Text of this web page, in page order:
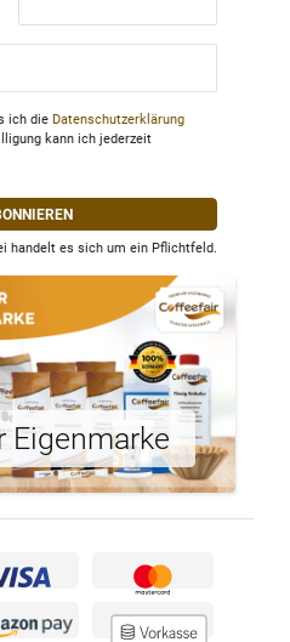
ich die Daten­schutz­erklärung
kann ich jederzeit
handelt es sich um ein Pflichtfeld.
Eigenmarke